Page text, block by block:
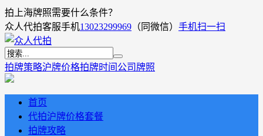
拍上海牌照需要什么条件？
众人代拍客服手机13023299969 （同微信） 手机扫一扫
拍牌策略沪牌价格拍牌时间 公司牌照
首页
代拍沪牌价格套餐
拍牌攻略